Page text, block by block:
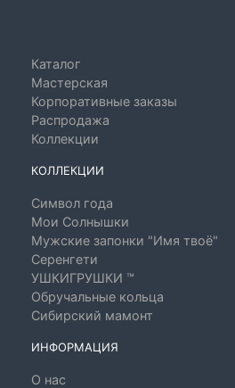
Каталог
Мастерская
Корпоративные заказы
Распродажа
Коллекции
КОЛЛЕКЦИИ
Символ года
Мои Солнышки
Мужские запонки "Имя твоё"
Серенгети
УШКИГРУШКИ ™
Обручальные кольца
Сибирский мамонт
ИНФОРМАЦИЯ
О нас